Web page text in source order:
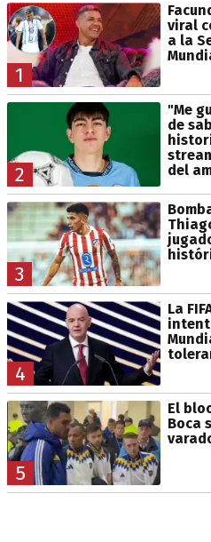
1
viral
a la
2
"Me
de
del
3
4
La
5
El
Boca